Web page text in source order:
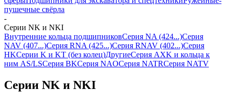
пушечные свёрла
-
Серии NK и NKI
Внутренние кольца подшипниковСерия NA (424...)Серия
NAV (407...)Серия RNA (425...)Серия RNAV (402...)Серия
HKСерии K и KT (без колец)ДругиеСерия AXK и кольца к
ним AS/LSСерия BKСерия NAOСерия NATRСерия NATV
Серии NK и NKI